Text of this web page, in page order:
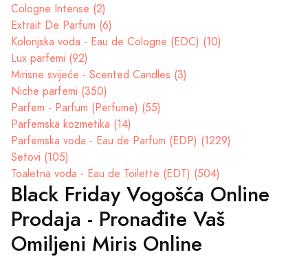
Cologne Intense (2)
Extrait De Parfum (6)
Kolonjska voda - Eau de Cologne (EDC) (10)
Lux parfemi (92)
Mirisne svijeće - Scented Candles (3)
Niche parfemi (350)
Parfem - Parfum (Perfume) (55)
Parfemska kozmetika (14)
Parfemska voda - Eau de Parfum (EDP) (1229)
Setovi (105)
Toaletna voda - Eau de Toilette (EDT) (504)
Black Friday Vogošća Online
Prodaja - Pronađite Vaš
Omiljeni Miris Online